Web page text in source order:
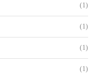
(1)
(1)
(1)
(1)